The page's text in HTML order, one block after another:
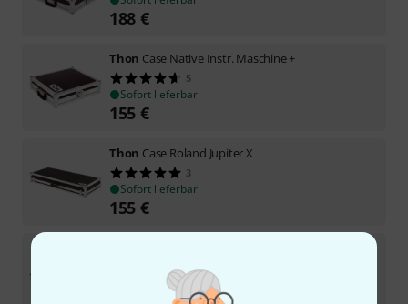
188 €
Thon Case Native Instr. Maschine +
5
Sofort lieferbar
155 €
Thon Case Roland Jupiter X
3
Sofort lieferbar
155 €
Sofort lieferbar